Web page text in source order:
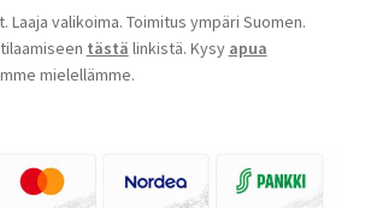
Laaja valikoima. Toimitus ympäri Suomen.
tästä linkistä. Kysy apua
mielellämme.